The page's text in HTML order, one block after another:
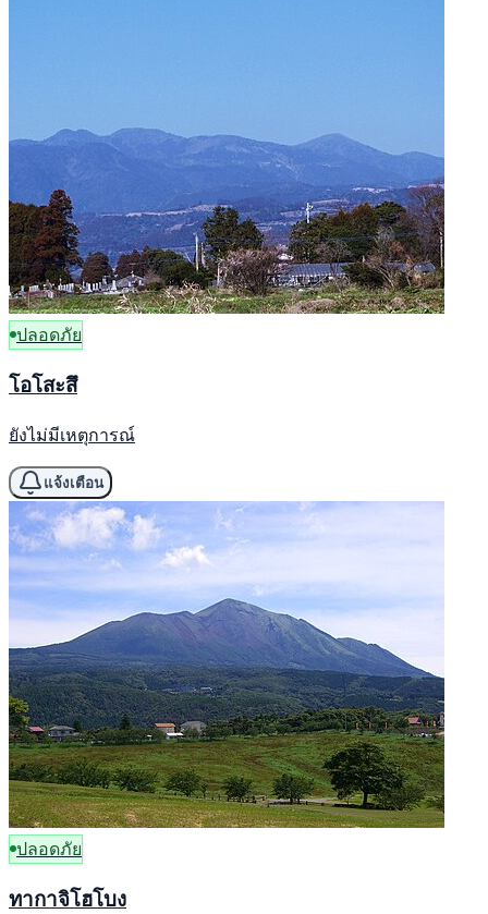
ปลอดภัย
โอโสะสึ
ยังไม่มีเหตุการณ์
แจ้งเตือน
ปลอดภัย
ทากาจิโฮโบง